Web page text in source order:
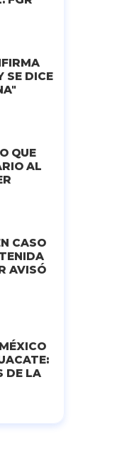
SE DICE
QUE
AL
CASO
AVISÓ
DE LA